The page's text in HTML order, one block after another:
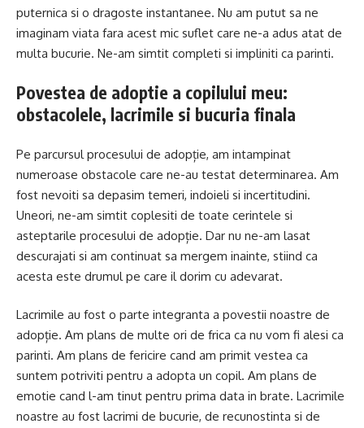
puternica si o dragoste instantanee. Nu am putut sa ne
imaginam viata fara acest mic suflet care ne-a adus atat de
multa bucurie. Ne-am simtit completi si impliniti ca parinti.
Povestea de adoptie a copilului meu:
obstacolele, lacrimile si bucuria finala
Pe parcursul procesului de adopție, am intampinat
numeroase obstacole care ne-au testat determinarea. Am
fost nevoiti sa depasim temeri, indoieli si incertitudini.
Uneori, ne-am simtit coplesiti de toate cerintele si
asteptarile procesului de adopție. Dar nu ne-am lasat
descurajati si am continuat sa mergem inainte, stiind ca
acesta este drumul pe care il dorim cu adevarat.
Lacrimile au fost o parte integranta a povestii noastre de
adopție. Am plans de multe ori de frica ca nu vom fi alesi ca
parinti. Am plans de fericire cand am primit vestea ca
suntem potriviti pentru a adopta un copil. Am plans de
emotie cand l-am tinut pentru prima data in brate. Lacrimile
noastre au fost lacrimi de bucurie, de recunostinta si de